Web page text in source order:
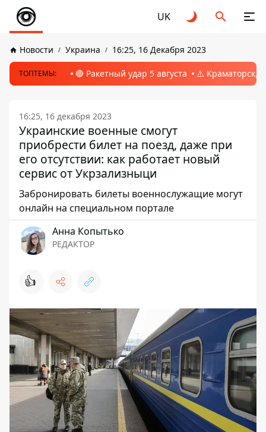
UK
Новости Украина 16:25, 16 Декабря 2023
ТОПТЕМЫ: 🔴 Ракетный удар 5 августа ⚠️ Краматорск,
16:25, 16 декабря 2023
Украинские военные смогут
приобрести билет на поезд, даже при
его отсутствии: как работает новый
сервис от Укрзализныци
Забронировать билеты военнослужащие могут
онлайн на специальном портале
Анна Копытько
РЕДАКТОР
👍